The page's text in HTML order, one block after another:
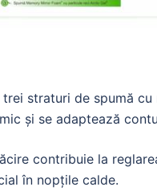
trei straturi de spumă
și se adaptează
contribuie la
în nopțile calde.